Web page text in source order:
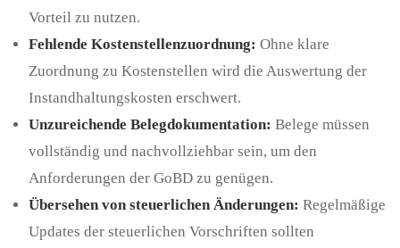
Vorteil zu nutzen.
Fehlende Kostenstellenzuordnung: Ohne klare
Zuordnung zu Kostenstellen wird die Auswertung der
Instandhaltungskosten erschwert.
Unzureichende Belegdokumentation: Belege müssen
vollständig und nachvollziehbar sein, um den
Anforderungen der GoBD zu genügen.
Übersehen von steuerlichen Änderungen: Regelmäßige
Updates der steuerlichen Vorschriften sollten